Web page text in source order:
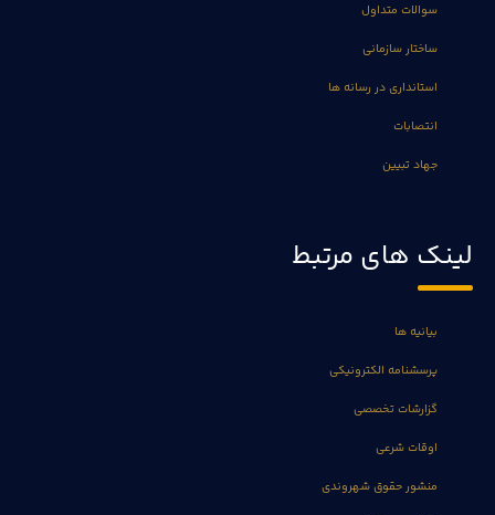
سوالات متداول
ساختار سازمانی
استانداری در رسانه ها
انتصابات
جهاد تبیین
لینک های مرتبط
بیانیه ها
پرسشنامه الکترونیکی
گزارشات تخصصی
اوقات شرعی
منشور حقوق شهروندی